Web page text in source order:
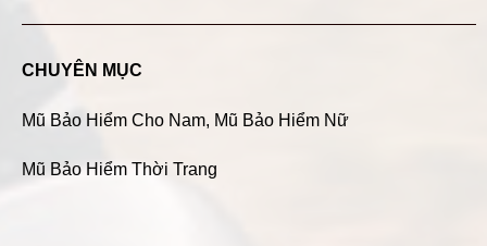
CHUYÊN MỤC
Mũ Bảo Hiểm Cho Nam, Mũ Bảo Hiểm Nữ
Mũ Bảo Hiểm Thời Trang